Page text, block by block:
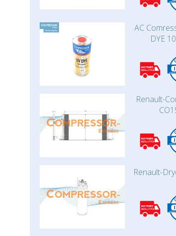
AC
DYE
Renault-
Renault-